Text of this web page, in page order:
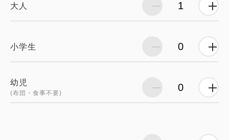
大人
小学生
幼児
(布団・食事不要)